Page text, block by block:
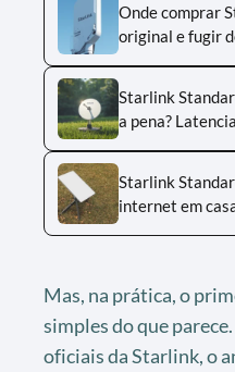
Onde comprar
original e fugir
Starlink
a pena?
Starlink
internet em
Mas, na prática, o
simples do que
oficiais da Starlink, o